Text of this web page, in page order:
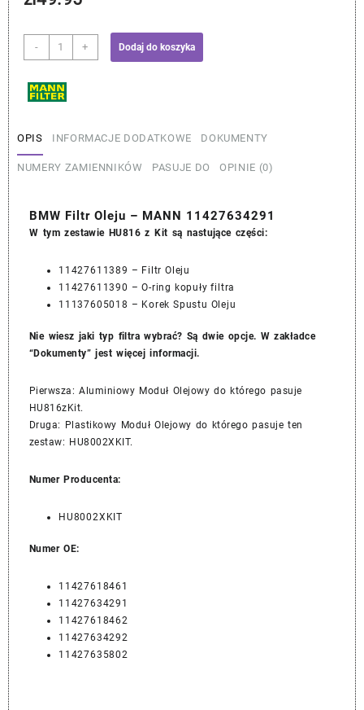
-
ilość
BMW
Oleju
11427634291
+ Dodaj do koszyka
OPIS INFORMACJE DODATKOWE DOKUMENTY
NUMERY ZAMIENNIKÓW PASUJE DO OPINIE (0)
BMW Filtr Oleju – MANN 11427634291
W tym zestawie HU816 z Kit są nastujące części:
11427611389 – Filtr Oleju
11427611390 – O-ring kopuły filtra
11137605018 – Korek Spustu Oleju
Nie wiesz jaki typ filtra wybrać? Są dwie opcje. W zakładce
“Dokumenty” jest więcej informacji.
Pierwsza: Aluminiowy Moduł Olejowy do którego pasuje
HU816zKit.
Druga: Plastikowy Moduł Olejowy do którego pasuje ten
zestaw: HU8002XKIT.
Numer Producenta:
HU8002XKIT
Numer OE:
11427618461
11427634291
11427618462
11427634292
11427635802